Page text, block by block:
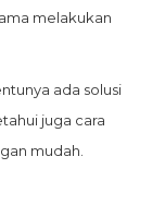
melakukan
ada solusi
juga cara
mudah.